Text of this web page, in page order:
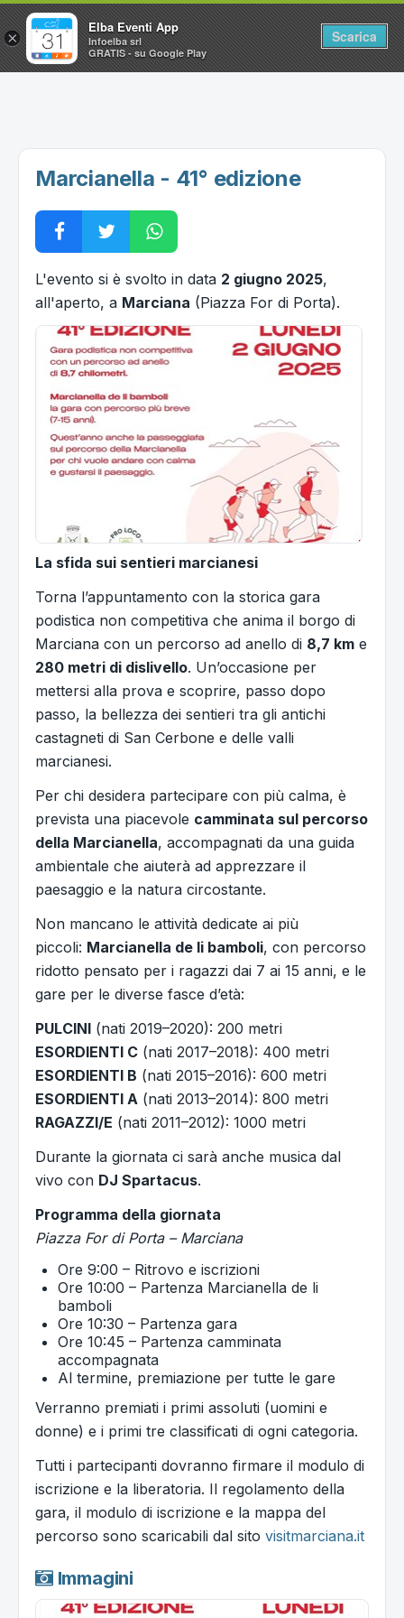
Home
Vacanze all'Isola d'Elba
Marcianella - 41° edizione
L'evento si è svolto in data 2 giugno 2025,
all'aperto, a Marciana (Piazza For di Porta).
La sfida sui sentieri marcianesi
Torna l’appuntamento con la storica gara
podistica non competitiva che anima il borgo di
Marciana con un percorso ad anello di 8,7 km e
280 metri di dislivello. Un’occasione per
mettersi alla prova e scoprire, passo dopo
passo, la bellezza dei sentieri tra gli antichi
castagneti di San Cerbone e delle valli
marcianesi.
Per chi desidera partecipare con più calma, è
prevista una piacevole camminata sul percorso
della Marcianella, accompagnati da una guida
ambientale che aiuterà ad apprezzare il
paesaggio e la natura circostante.
Non mancano le attività dedicate ai più
piccoli: Marcianella de li bamboli, con percorso
ridotto pensato per i ragazzi dai 7 ai 15 anni, e le
gare per le diverse fasce d’età:
PULCINI (nati 2019–2020): 200 metri
ESORDIENTI C (nati 2017–2018): 400 metri
ESORDIENTI B (nati 2015–2016): 600 metri
ESORDIENTI A (nati 2013–2014): 800 metri
RAGAZZI/E (nati 2011–2012): 1000 metri
Durante la giornata ci sarà anche musica dal
vivo con DJ Spartacus.
Programma della giornata
Piazza For di Porta – Marciana
Ore 9:00 – Ritrovo e iscrizioni
Ore 10:00 – Partenza Marcianella de li
bamboli
Ore 10:30 – Partenza gara
Ore 10:45 – Partenza camminata
accompagnata
Al termine, premiazione per tutte le gare
Verranno premiati i primi assoluti (uomini e
donne) e i primi tre classificati di ogni categoria.
Tutti i partecipanti dovranno firmare il modulo di
iscrizione e la liberatoria. Il regolamento della
gara, il modulo di iscrizione e la mappa del
percorso sono scaricabili dal sito visitmarciana.it
Immagini
×
Elba Eventi App
Infoelba srl
GRATIS - su Google Play
Scarica